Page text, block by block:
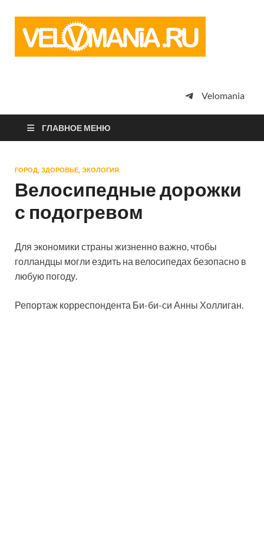
просто
Velomania
ГЛАВНОЕ МЕНЮ
ГОРОД, ЗДОРОВЬЕ, ЭКОЛОГИЯ
Велосипедные дорожки
с подогревом
Для экономики страны жизненно важно, чтобы
голландцы могли ездить на велосипедах безопасно в
любую погоду.
Репортаж корреспондента Би-би-си Анны Холлиган.